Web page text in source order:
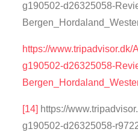
g190502-d26325058-
https://www.tripadvisor.dk/
g190502-d26325058-
[14] https://
g190502-d26325058-